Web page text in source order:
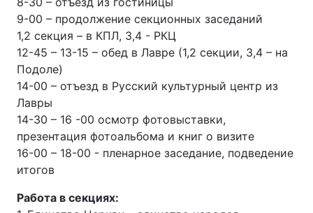
Тема оформлення
9-00 – продолжение секционных заседаний
1,2 секция – в КПЛ, 3,4 - РКЦ
12-45 – 13-15 – обед в Лавре (1,2 секции, 3,4 – на
Подоле)
14-00 – отъезд в Русский культурный центр из
Лавры
14-30 – 16 -00 осмотр фотовыставки,
презентация фотоальбома и книг о визите
16-00 – 18-00 - пленарное заседание, подведение
итогов
Работа в секциях: